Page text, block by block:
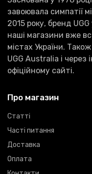
завоювала симпатії
2015 року, бренд
наші магазини вже
містах України.
UGG Australia і через
офіційному сайті.
Про магазин
Статті
Часті питання
Доставка
Оплата